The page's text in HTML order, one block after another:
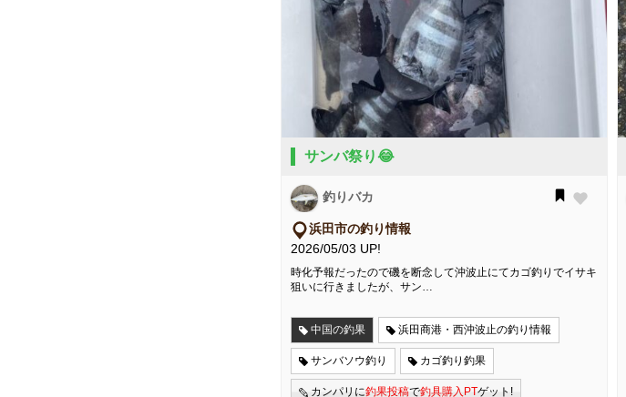
サンバ祭り😂
釣りバカ
浜田市の釣り情報
2026/05/03 UP!
時化予報だったので磯を断念して沖波止にてカゴ釣りでイサキ
狙いに行きましたが、サン…
中国の釣果 浜田商港・西沖波止の釣り情報
サンバソウ釣り カゴ釣り釣果
カンパリに釣果投稿で釣具購入PTゲット!